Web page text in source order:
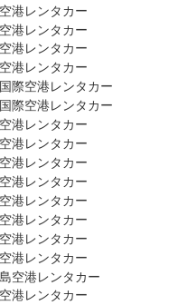
港レンタカー
港レンタカー
港レンタカー
港レンタカー
際空港レンタカー
際空港レンタカー
港レンタカー
港レンタカー
港レンタカー
港レンタカー
港レンタカー
港レンタカー
港レンタカー
港レンタカー
空港レンタカー
港レンタカー